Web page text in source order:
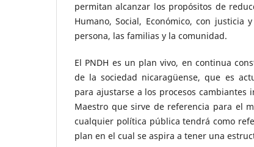
permitan alcanzar los propósitos de
Humano, Social, Económico, con justicia
persona, las familias y la comunidad.
El PNDH es un plan vivo, en continua
de la sociedad nicaragüense, que es
para ajustarse a los procesos cambiantes
Maestro que sirve de referencia para el
cualquier política pública tendrá como
plan en el cual se aspira a tener una